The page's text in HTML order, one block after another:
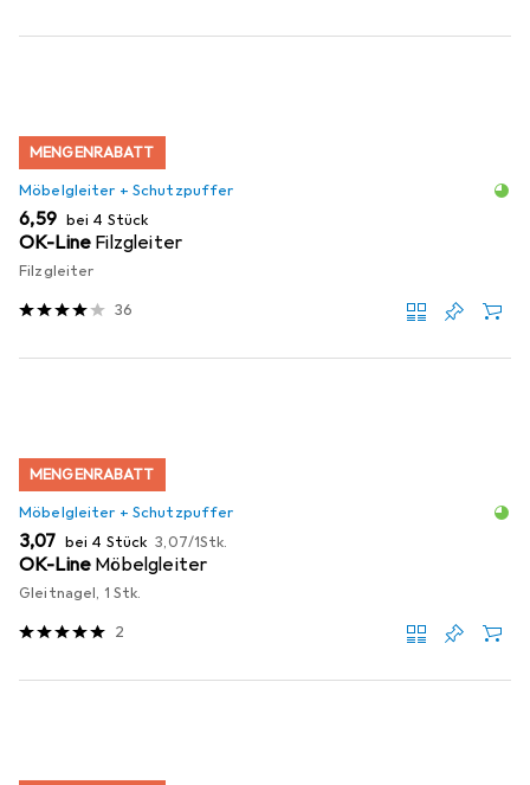
MENGENRABATT
Möbelgleiter + Schutzpuffer
EUR
6,59 bei 4 Stück
OK-Line Filzgleiter
Filzgleiter
36
MENGENRABATT
Möbelgleiter + Schutzpuffer
EUR
3,07 bei 4 Stück EUR
3,07/1Stk.
OK-Line Möbelgleiter
Gleitnagel, 1 Stk.
2